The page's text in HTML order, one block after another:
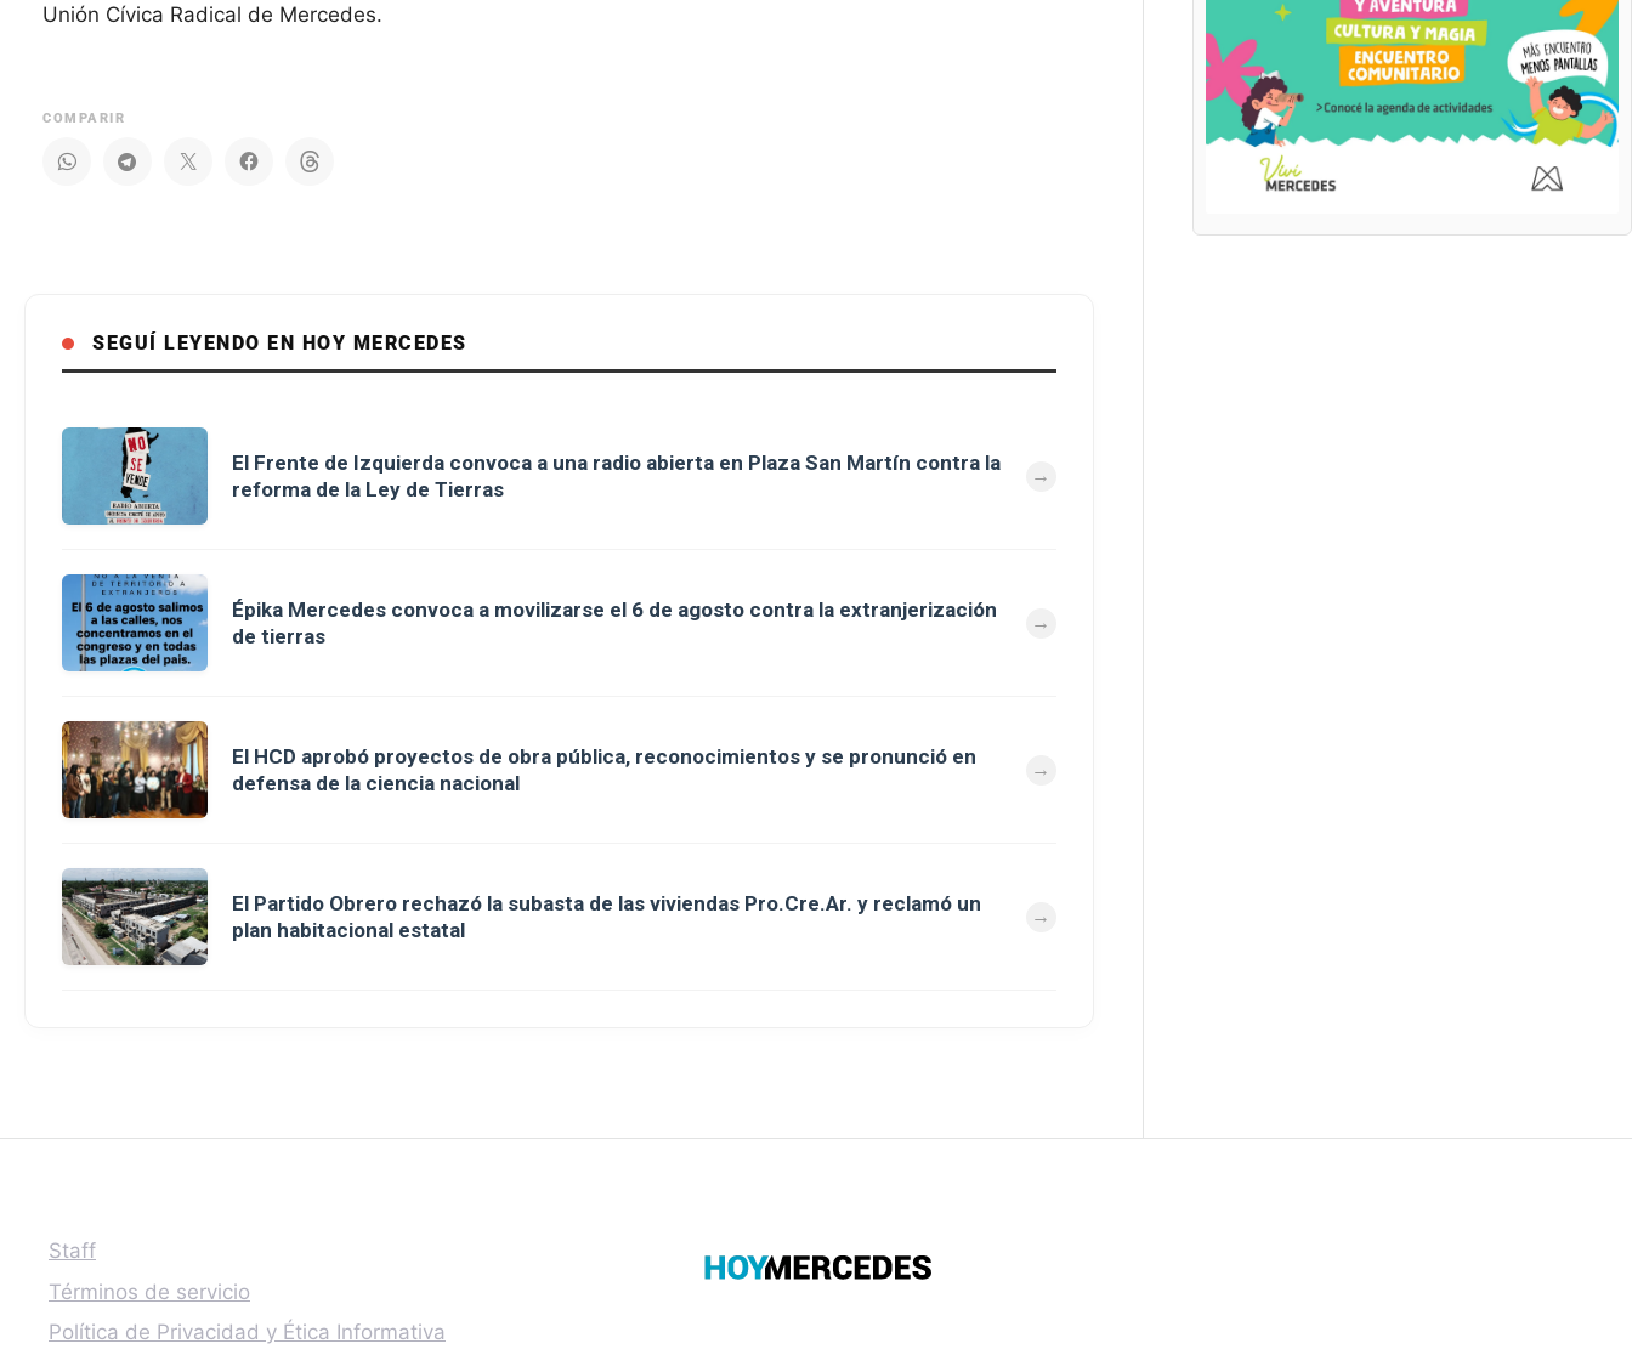
Unión Cívica Radical de Mercedes.
COMPARIR
SEGUÍ LEYENDO EN HOY MERCEDES
El Frente de Izquierda convoca a una radio abierta en Plaza San Martín contra la
reforma de la Ley de Tierras
Épika Mercedes convoca a movilizarse el 6 de agosto contra la extranjerización
de tierras
El HCD aprobó proyectos de obra pública, reconocimientos y se pronunció en
defensa de la ciencia nacional
El Partido Obrero rechazó la subasta de las viviendas Pro.Cre.Ar. y reclamó un
plan habitacional estatal
Staff
Términos de servicio
Política de Privacidad y Ética Informativa